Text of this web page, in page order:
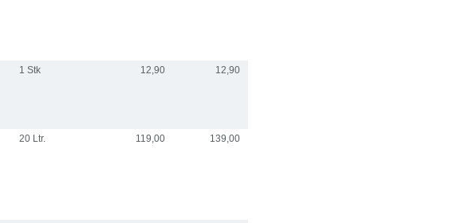
1 Stk 12,90 12,90
20 Ltr. 119,00 139,00